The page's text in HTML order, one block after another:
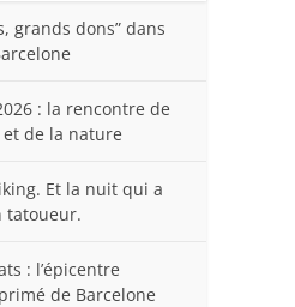
grands dons” dans
: la rencontre de
de la nature
Et la nuit qui a
: l’épicentre
de Barcelone